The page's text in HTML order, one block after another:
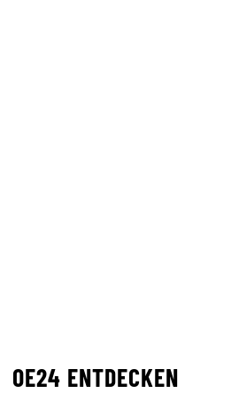
OE24 ENTDECKEN